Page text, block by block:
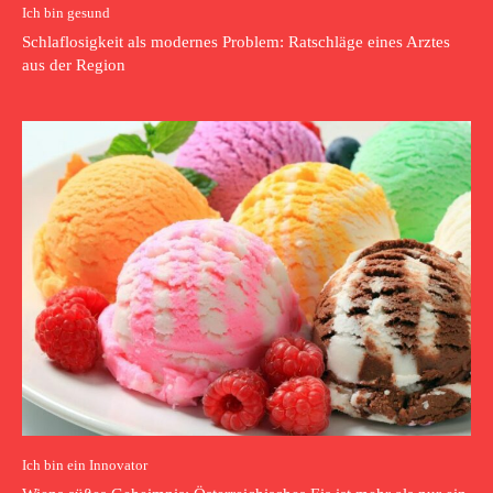
Ich bin gesund
Schlaflosigkeit als modernes Problem: Ratschläge eines Arztes
aus der Region
Ich bin ein Innovator